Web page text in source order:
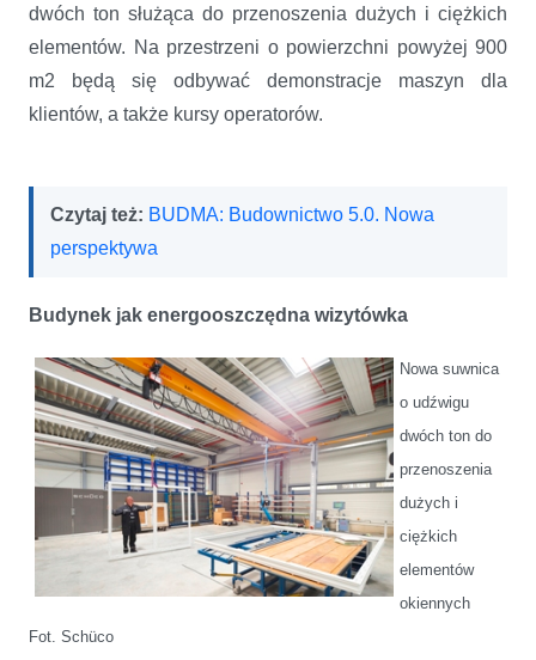
dwóch ton służąca do przenoszenia dużych i ciężkich
elementów. Na przestrzeni o powierzchni powyżej 900
m2 będą się odbywać demonstracje maszyn dla
klientów, a także kursy operatorów.
Czytaj też: BUDMA: Budownictwo 5.0. Nowa
perspektywa
Budynek jak energooszczędna wizytówka
Nowa suwnica
o udźwigu
dwóch ton do
przenoszenia
dużych i
ciężkich
elementów
okiennych
Fot. Schüco